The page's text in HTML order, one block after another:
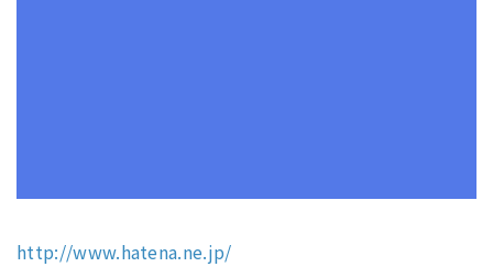
http://www.hatena.ne.jp/